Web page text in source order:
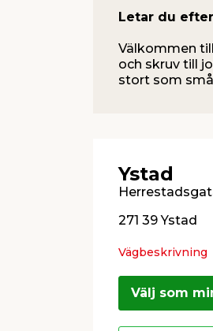
Letar du
Välkommen
och skruv till
stort som
Ystad
271 39 Ystad
Vägbeskrivning
Välj som